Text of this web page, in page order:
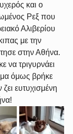
και ο
Ρεξ που
Αλιβερίου
με την
στην Αθήνα.
να τριγυρνάει
όμως βρήκε
ευτυχισμένη